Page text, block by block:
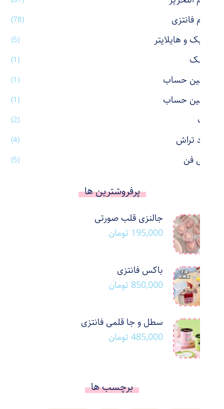
لوازم فانتزی (78)
ماژیک و هایلایتر (5)
ماسک (1)
ماشین حساب (1)
ماشین حساب (1)
ماگ (2)
مداد تراش (4)
مینی فن (5)
پرفروشترین ها
جالنزی قلب صورتی
195,000 تومان
باکس فانتزی
850,000 تومان
سطل و جا قلمی فانتزی
485,000 تومان
برچسب ها